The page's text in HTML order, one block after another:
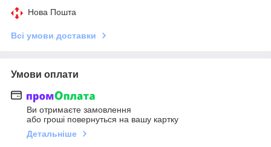
Нова Пошта
Всі умови доставки
Умови оплати
Ви отримаєте замовлення
або гроші повернуться на вашу картку
Детальніше